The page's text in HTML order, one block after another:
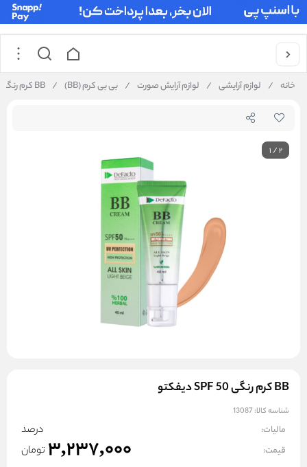
خانه / لوازم آرایشی / لوازم آرایش صورت / بی بی کرم (BB) / BB کرم رنگی SPF 50 دیفکتو
1/2
BB کرم رنگی SPF 50 دیفکتو
شناسه کالا: 13087
مالیات: درصد
قیمت: 3,237,000 تومان